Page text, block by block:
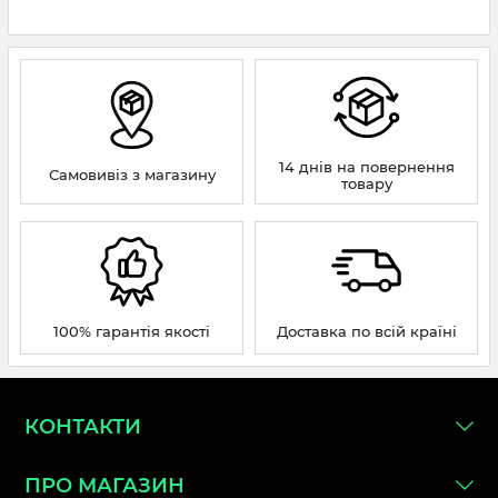
Самовивіз з магазину
14 днів на повернення
товару
100% гарантія якості Доставка по всій країні
КОНТАКТИ
ПРО МАГАЗИН